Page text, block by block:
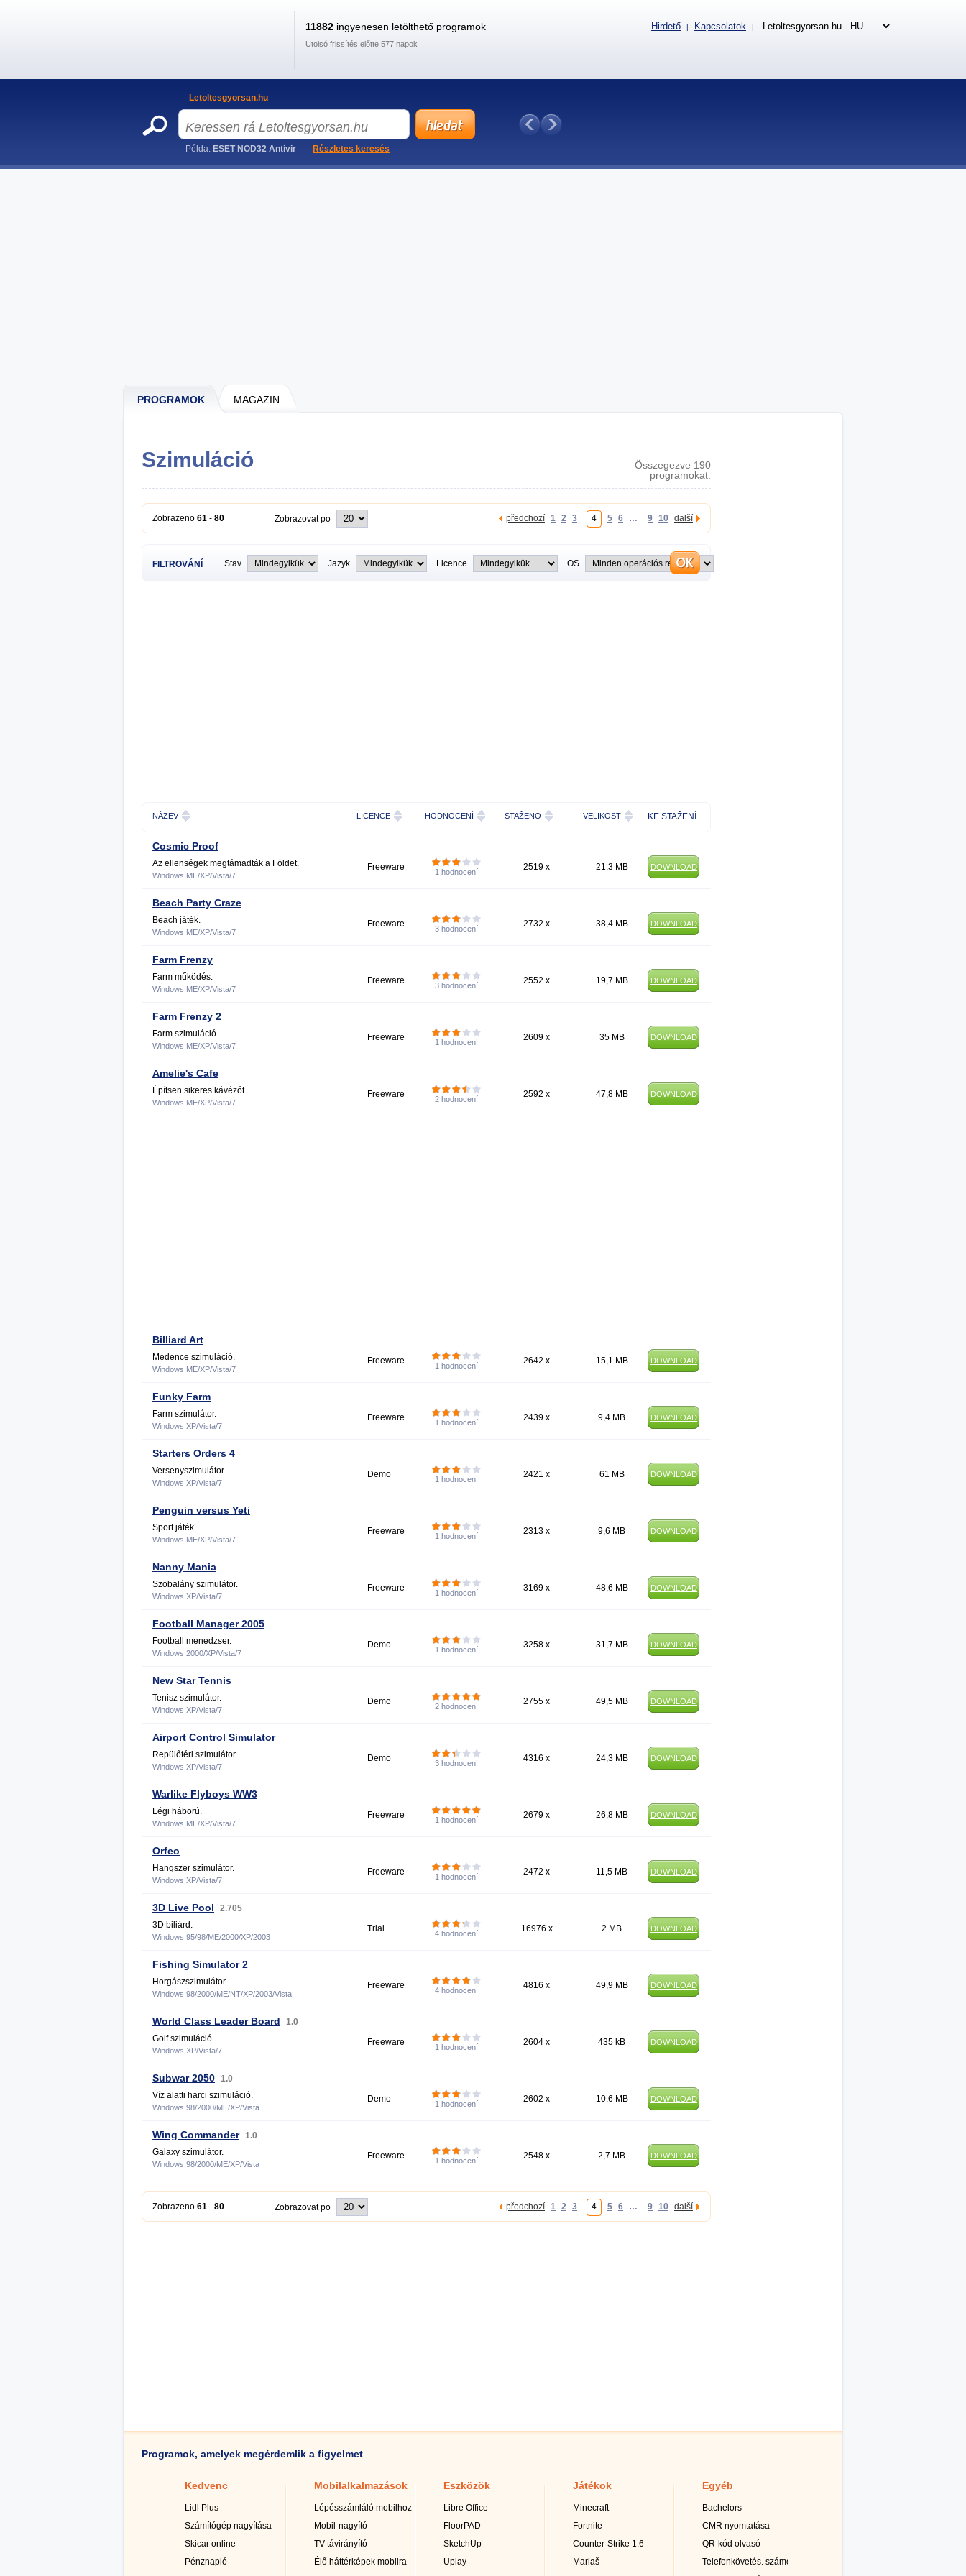
PROGRAMOK MAGAZIN
Szimuláció
Összegezve 190
programokat.
Zobrazeno 61 - 80 Zobrazovat po předchozí 1 2 3 4 5 6 … 9 10 další
FILTROVÁNÍ Stav Jazyk Licence OS
NÁZEV LICENCE HODNOCENÍ STAŽENO VELIKOST KE STAŽENÍ
Cosmic Proof
Az ellenségek megtámadták a Földet.
Windows ME/XP/Vista/7
Freeware 1 hodnocení 2519 x 21,3 MB DOWNLOAD
Beach Party Craze
Beach játék.
Windows ME/XP/Vista/7
Freeware 3 hodnocení 2732 x 38,4 MB DOWNLOAD
Farm Frenzy
Farm működés.
Windows ME/XP/Vista/7
Freeware 3 hodnocení 2552 x 19,7 MB DOWNLOAD
Farm Frenzy 2
Farm szimuláció.
Windows ME/XP/Vista/7
Freeware 1 hodnocení 2609 x 35 MB DOWNLOAD
Amelie's Cafe
Építsen sikeres kávézót.
Windows ME/XP/Vista/7
Freeware 2 hodnocení 2592 x 47,8 MB DOWNLOAD
Billiard Art
Medence szimuláció.
Windows ME/XP/Vista/7
Freeware 1 hodnocení 2642 x 15,1 MB DOWNLOAD
Funky Farm
Farm szimulátor.
Windows XP/Vista/7
Freeware 1 hodnocení 2439 x 9,4 MB DOWNLOAD
Starters Orders 4
Versenyszimulátor.
Windows XP/Vista/7
Demo 1 hodnocení 2421 x 61 MB DOWNLOAD
Penguin versus Yeti
Sport játék.
Windows ME/XP/Vista/7
Freeware 1 hodnocení 2313 x 9,6 MB DOWNLOAD
Nanny Mania
Szobalány szimulátor.
Windows XP/Vista/7
Freeware 1 hodnocení 3169 x 48,6 MB DOWNLOAD
Football Manager 2005
Football menedzser.
Windows 2000/XP/Vista/7
Demo 1 hodnocení 3258 x 31,7 MB DOWNLOAD
New Star Tennis
Tenisz szimulátor.
Windows XP/Vista/7
Demo 2 hodnocení 2755 x 49,5 MB DOWNLOAD
Airport Control Simulator
Repülőtéri szimulátor.
Windows XP/Vista/7
Demo 3 hodnocení 4316 x 24,3 MB DOWNLOAD
Warlike Flyboys WW3
Légi háború.
Windows ME/XP/Vista/7
Freeware 1 hodnocení 2679 x 26,8 MB DOWNLOAD
Orfeo
Hangszer szimulátor.
Windows XP/Vista/7
Freeware 1 hodnocení 2472 x 11,5 MB DOWNLOAD
3D Live Pool
2.705
3D biliárd.
Windows 95/98/ME/2000/XP/2003
Trial 4 hodnocení 16976 x 2 MB DOWNLOAD
Fishing Simulator 2
Horgászszimulátor
Windows 98/2000/ME/NT/XP/2003/Vista
Freeware 4 hodnocení 4816 x 49,9 MB DOWNLOAD
World Class Leader Board
1.0
Golf szimuláció.
Windows XP/Vista/7
Freeware 1 hodnocení 2604 x 435 kB DOWNLOAD
Subwar 2050 1.0
Víz alatti harci szimuláció.
Windows 98/2000/ME/XP/Vista
Demo 1 hodnocení 2602 x 10,6 MB DOWNLOAD
Wing Commander 1.0
Galaxy szimulátor.
Windows 98/2000/ME/XP/Vista
Freeware 1 hodnocení 2548 x 2,7 MB DOWNLOAD
Zobrazeno 61 - 80 Zobrazovat po předchozí 1 2 3 4 5 6 … 9 10 další
Programok, amelyek megérdemlik a figyelmet
Kedvenc
Lidl Plus
Számítógép nagyítása
Skicar online
Pénznapló
Mobilalkalmazások
Lépésszámláló mobilhoz
Mobil-nagyító
TV távirányító
Élő háttérképek mobilra
Eszközök
Libre Office
FloorPAD
SketchUp
Uplay
Játékok
Minecraft
Fortnite
Counter-Strike 1.6
Mariaš
Egyéb
Bachelors
CMR nyomtatása
QR-kód olvasó
Telefonkövetés. számok
11882 ingyenesen letölthető programok
Utolsó frissítés előtte 577 napok
Hirdető | Kapcsolatok |
Letoltesgyorsan.hu
Példa: ESET NOD32 Antivir Részletes keresés